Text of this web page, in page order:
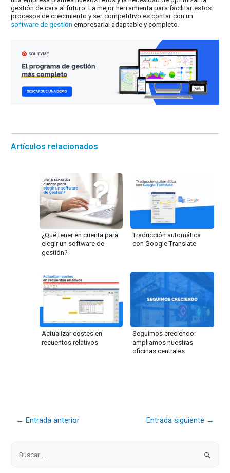
gestión de cara al futuro. La mejor herramienta para facilitar estos
procesos de crecimiento y ser competitivo es contar con un
software de gestión empresarial adaptable y completo.
Artículos relacionados
¿Qué tener en cuenta para
elegir un software de
gestión?
Traducción automática
con Google Translate
Actualizar costes en
recuentos relativos
Seguimos creciendo:
ampliamos nuestras
oficinas centrales
← Entrada anterior Entrada siguiente →